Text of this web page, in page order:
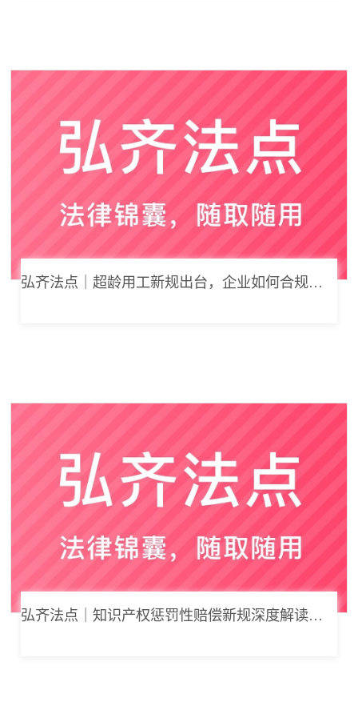
弘齐法点｜超龄用工新规出台，企业如何合规用工
弘齐法点｜知识产权惩罚性赔偿新规深度解读： 从“赔得起”到“赔不起”的司法逻辑